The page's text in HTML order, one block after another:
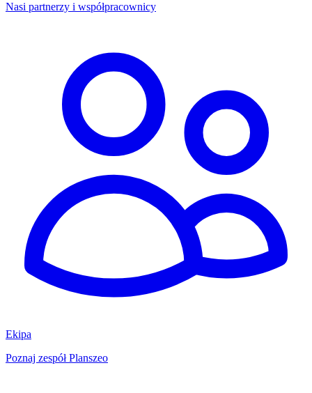
Nasi partnerzy i współpracownicy
Ekipa
Poznaj zespół Planszeo